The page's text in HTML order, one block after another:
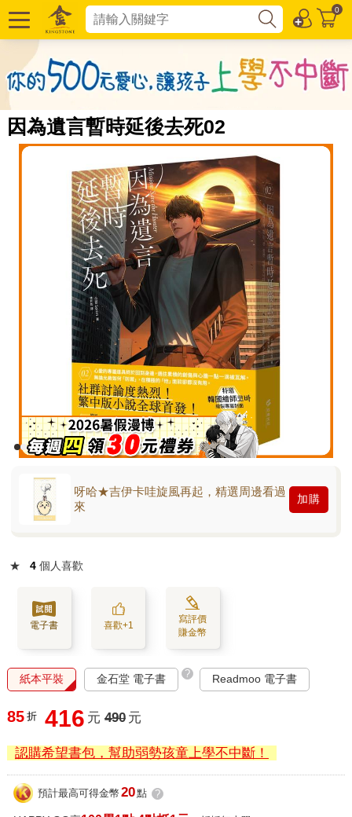
0
因為遺言暫時延後去死02
呀哈★吉伊卡哇旋風再起，精選周邊看過
來
加購
★ 4 個人喜歡
電子書 喜歡+1
寫評價
賺金幣
紙本平裝 金石堂 電子書 ? Readmoo 電子書
85 折 416 元 490 元
認購希望書包，幫助弱勢孩童上學不中斷！
預計最高可得金幣 20點 ?